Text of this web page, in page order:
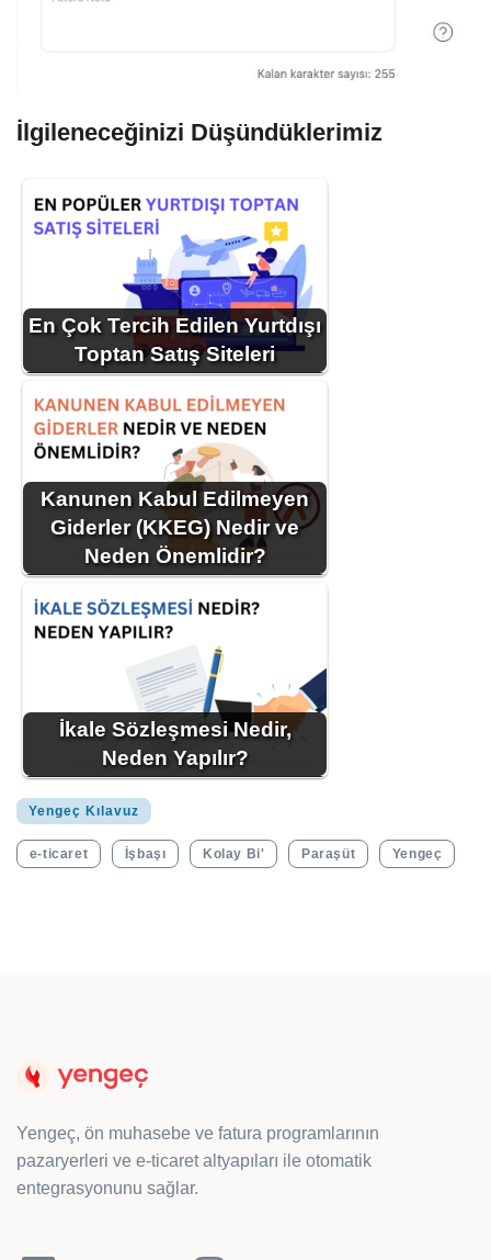
İlgileneceğinizi Düşündüklerimiz
En Çok Tercih Edilen Yurtdışı
Toptan Satış Siteleri
Kanunen Kabul Edilmeyen
Giderler (KKEG) Nedir ve
Neden Önemlidir?
İkale Sözleşmesi Nedir,
Neden Yapılır?
Yengeç Kılavuz
e-ticaret İşbaşı Kolay Bi' Paraşüt Yengeç
Yengeç, ön muhasebe ve fatura programlarının
pazaryerleri ve e-ticaret altyapıları ile otomatik
entegrasyonunu sağlar.